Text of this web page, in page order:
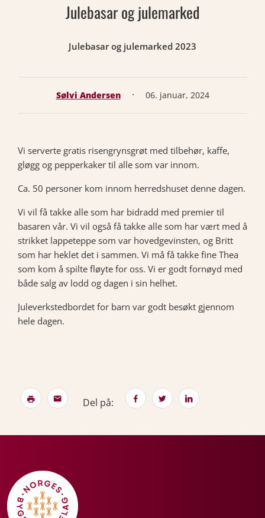
Julebasar og julemarked
Julebasar og julemarked 2023
Sølvi Andersen · 06. januar, 2024
Vi serverte gratis risengrynsgrøt med tilbehør, kaffe,
gløgg og pepperkaker til alle som var innom.
Ca. 50 personer kom innom herredshuset denne dagen.
Vi vil få takke alle som har bidradd med premier til
basaren vår. Vi vil også få takke alle som har vært med å
strikket lappeteppe som var hovedgevinsten, og Britt
som har heklet det i sammen. Vi må få takke fine Thea
som kom å spilte fløyte for oss. Vi er godt fornøyd med
både salg av lodd og dagen i sin helhet.
Juleverkstedbordet for barn var godt besøkt gjennom
hele dagen.
Del på: